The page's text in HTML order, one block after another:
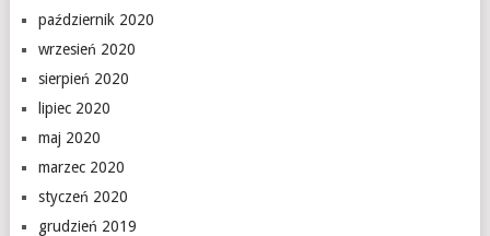
październik 2020
wrzesień 2020
sierpień 2020
lipiec 2020
maj 2020
marzec 2020
styczeń 2020
grudzień 2019